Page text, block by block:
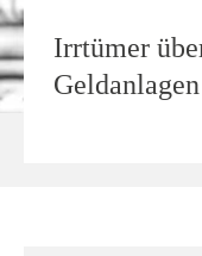
Irrtümer